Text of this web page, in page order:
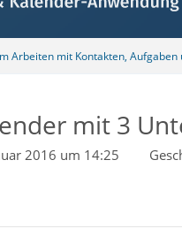
Arbeiten mit Kontakten, Aufgaben
mit 3
2016 um 14:25